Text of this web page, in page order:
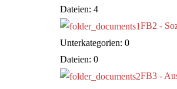
Dateien: 4
FB2 -
Unterkategorien: 0
Dateien: 0
FB3 -